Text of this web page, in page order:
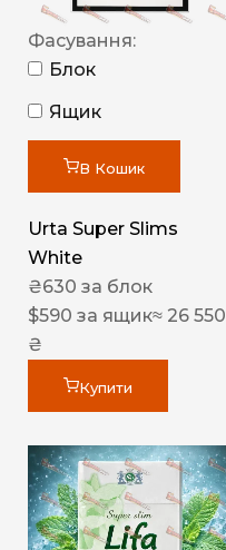
Фасування:
Блок
Ящик
В Кошик
Urta Super Slims
White
₴630 за блок
$590 за ящик≈ 26 550
₴
Купити